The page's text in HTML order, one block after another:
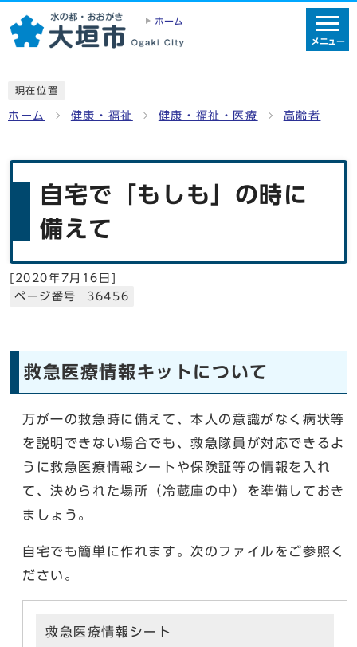
ホーム
メニュー
現在位置
ホーム 健康・福祉 健康・福祉・医療 高齢者
自宅で「もしも」の時に
備えて
[ 2020年7月16日 ]
ページ番号 36456
救急医療情報キットについて
万が一の救急時に備えて、本人の意識がなく病状等
を説明できない場合でも、救急隊員が対応できるよ
うに救急医療情報シートや保険証等の情報を入れ
て、決められた場所（冷蔵庫の中）を準備しておき
ましょう。
自宅でも簡単に作れます。次のファイルをご参照く
ださい。
救急医療情報シート